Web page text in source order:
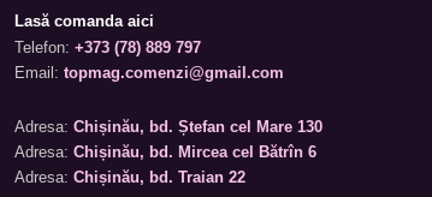
Lasă comanda aici
Telefon: +373 (78) 889 797
Email: topmag.comenzi@gmail.com
Adresa: Chișinău, bd. Ștefan cel Mare 130
Adresa: Chișinău, bd. Mircea cel Bătrîn 6
Adresa: Chișinău, bd. Traian 22